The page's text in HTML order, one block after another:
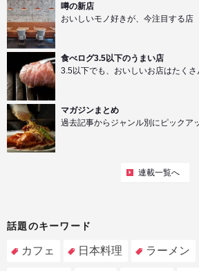
噂の新店
おいしいモノ好きが、今注目する店
食べログ3.5以下のうまい店
3.5以下でも、おいしいお店はたくさ
マガジンまとめ
過去記事からジャンル別にピックア
連載一覧へ
話題のキーワード
カフェ 日本料理 ラーメン